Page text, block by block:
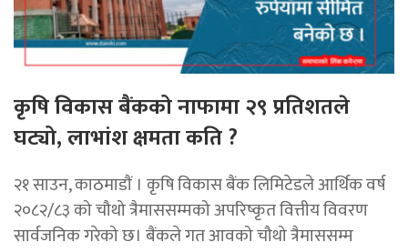
कृषि विकास बैंकको नाफामा २९ प्रतिशतले
घट्यो, लाभांश क्षमता कति ?
२१ साउन, काठमाडाैं । कृषि विकास बैंक लिमिटेडले आर्थिक वर्ष
२०८२/८३ को चौथो त्रैमाससम्मको अपरिष्कृत वित्तीय विवरण
सार्वजनिक गरेको छ। बैंकले गत आवको चौथो त्रैमाससम्म